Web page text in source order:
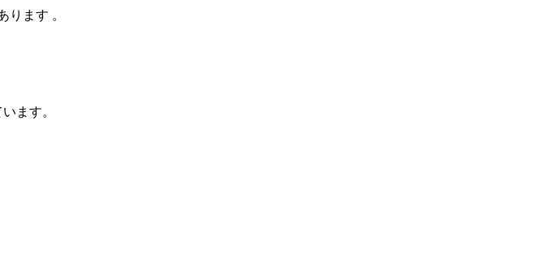
ります 。
ます。